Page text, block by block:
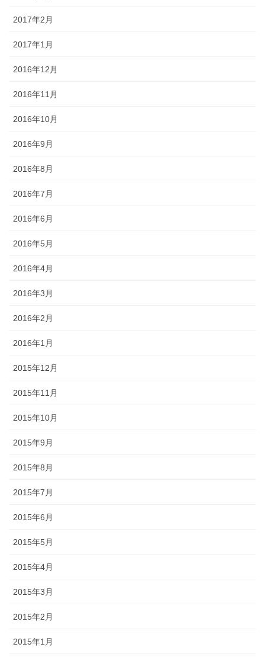
2017年2月
2017年1月
2016年12月
2016年11月
2016年10月
2016年9月
2016年8月
2016年7月
2016年6月
2016年5月
2016年4月
2016年3月
2016年2月
2016年1月
2015年12月
2015年11月
2015年10月
2015年9月
2015年8月
2015年7月
2015年6月
2015年5月
2015年4月
2015年3月
2015年2月
2015年1月